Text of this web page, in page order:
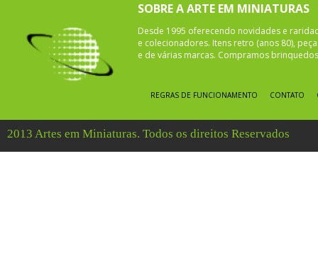
SOBRE A ARTE EM MINIATURAS
Desde 1995 oferecendo novidades e
e colecionadores. Itens retro (anos 80),
e de várias marcas. Compramos
REGRAS DE FUNCIONAMENTO CONTATO
2013 Artes em Miniaturas. Todos os direitos Reservados